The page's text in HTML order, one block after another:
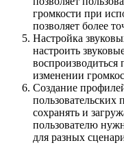
громкости при
позволяет более
Настройка
настроить
изменении
Создание
сохранять и
пользователю
для разных